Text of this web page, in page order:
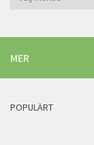
MER
POPULÄRT